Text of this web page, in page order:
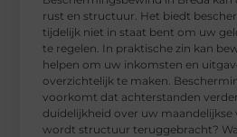
rust en structuur. Het biedt
tijdelijk niet in staat bent om uw
te regelen. In praktische zin kan
helpen om uw inkomsten en
overzichtelijk te maken.
voorkomt dat achterstanden
duidelijkheid over uw
wordt structuur teruggebracht?